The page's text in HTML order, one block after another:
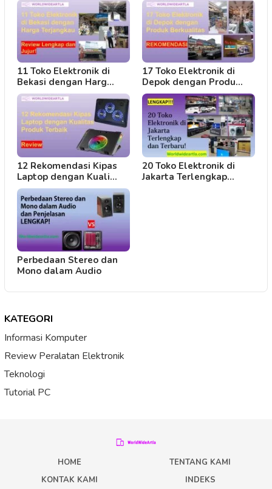
11 Toko Elektronik di
Bekasi dengan Harg…
17 Toko Elektronik di
Depok dengan Produ…
12 Rekomendasi Kipas
Laptop dengan Kuali…
20 Toko Elektronik di
Jakarta Terlengkap…
Perbedaan Stereo dan
Mono dalam Audio
KATEGORI
Informasi Komputer
Review Peralatan Elektronik
Teknologi
Tutorial PC
HOME
TENTANG KAMI
KONTAK KAMI
INDEKS